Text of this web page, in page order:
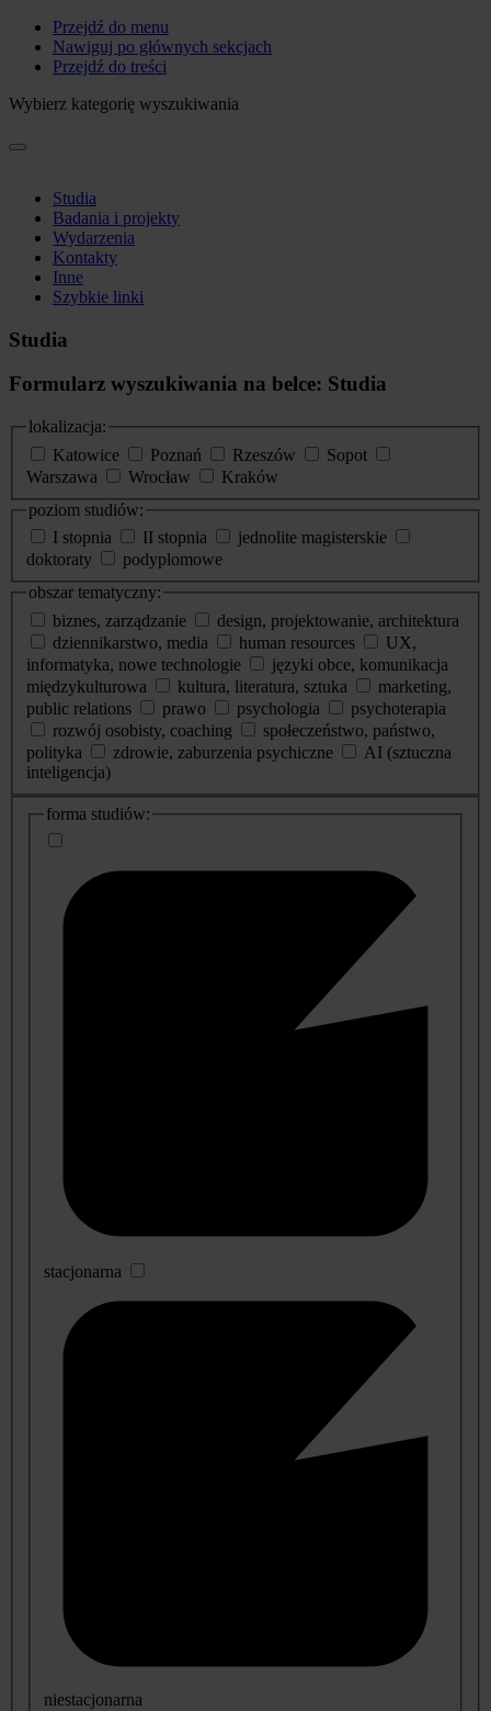
Przejdź do menu
Nawiguj po głównych sekcjach
Przejdź do treści
Wybierz kategorię wyszukiwania
Studia
Badania i projekty
Wydarzenia
Kontakty
Inne
Szybkie linki
Studia
Formularz wyszukiwania na belce: Studia
lokalizacja:
Katowice
Poznań Rzeszów
Sopot
Warszawa
Wrocław
Kraków
poziom studiów:
I stopnia
II stopnia
jednolite magisterskie
doktoraty
podyplomowe
obszar tematyczny:
biznes, zarządzanie
design, projektowanie, architektura
dziennikarstwo, media
human resources
UX,
informatyka, nowe technologie
języki obce, komunikacja
międzykulturowa
kultura, literatura, sztuka
marketing,
public relations
prawo psychologia
psychoterapia
rozwój osobisty, coaching
społeczeństwo, państwo,
polityka
zdrowie, zaburzenia psychiczne
AI (sztuczna
inteligencja)
dodatkowe
informacje
forma studiów:
stacjonarna
niestacjonarna